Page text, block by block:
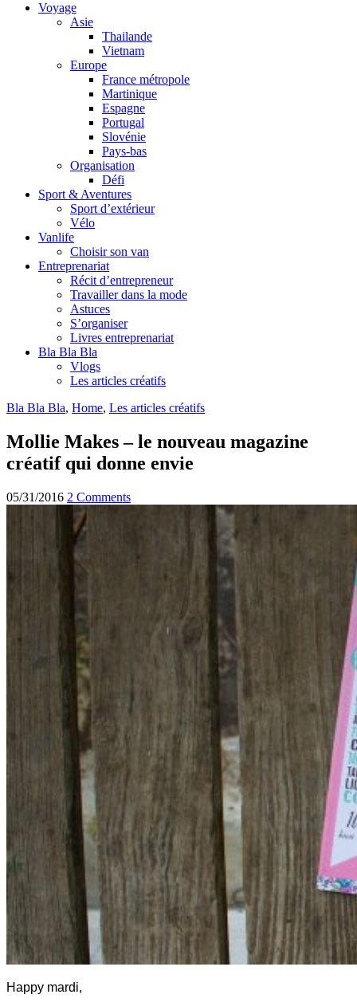
Voyage
Asie
Thailande
Vietnam
Europe
France métropole
Martinique
Espagne
Portugal
Slovénie
Pays-bas
Organisation
Défi
Sport & Aventures
Sport d’extérieur
Vélo
Vanlife
Choisir son van
Entreprenariat
Récit d’entrepreneur
Travailler dans la mode
Astuces
S’organiser
Livres entreprenariat
Bla Bla Bla
Vlogs
Les articles créatifs
Bla Bla Bla, Home, Les articles créatifs
Mollie Makes – le nouveau magazine
créatif qui donne envie
05/31/2016 2 Comments
Happy mardi,